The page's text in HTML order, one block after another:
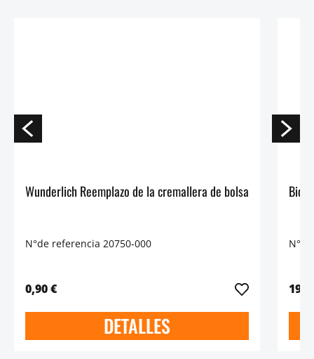
Wunderlich Reemplazo de la cremallera de bolsa
N°de referencia 20750-000
0,90 €
DETALLES